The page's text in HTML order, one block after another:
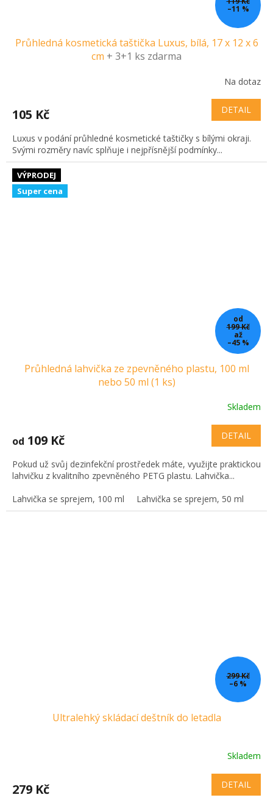
–11 %
Průhledná kosmetická taštička Luxus, bílá, 17 x 12 x 6
cm + 3+1 ks zdarma
Na dotaz
105 Kč DETAIL
Luxus v podání průhledné kosmetické taštičky s bílými okraji.
Svými rozměry navíc splňuje i nejpřísnější podmínky...
VÝPRODEJ
Super cena
od
199 Kč
až
–45 %
Průhledná lahvička ze zpevněného plastu, 100 ml
nebo 50 ml (1 ks)
Skladem
od 109 Kč DETAIL
Pokud už svůj dezinfekční prostředek máte, využijte praktickou
lahvičku z kvalitního zpevněného PETG plastu. Lahvička...
Lahvička se sprejem, 100 ml
Lahvička se sprejem, 50 ml
299 Kč
–6 %
Ultralehký skládací deštník do letadla
Skladem
279 Kč DETAIL